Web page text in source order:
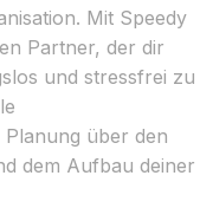
Mit Speedy
Partner, der dir
und stressfrei zu
über den
dem Aufbau deiner